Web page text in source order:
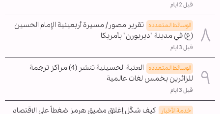
قبل 2 ايام
الوسائط المتعدده تقرير مصور/ مسيرة أربعينية الإمام الحسين
(ع) في مدينة "ديربورن" بأمريكا
قبل 3 ايام
الوسائط المتعدده
العتبة الحسينية تنشر (4) مراكز ترجمة
للزائرين بخمس لغات عالمية
قبل 3 ايام
خدمة الأخبار
كيف شكّل إغلاق مضيق هرمز ضغطاً على الاقتصاد